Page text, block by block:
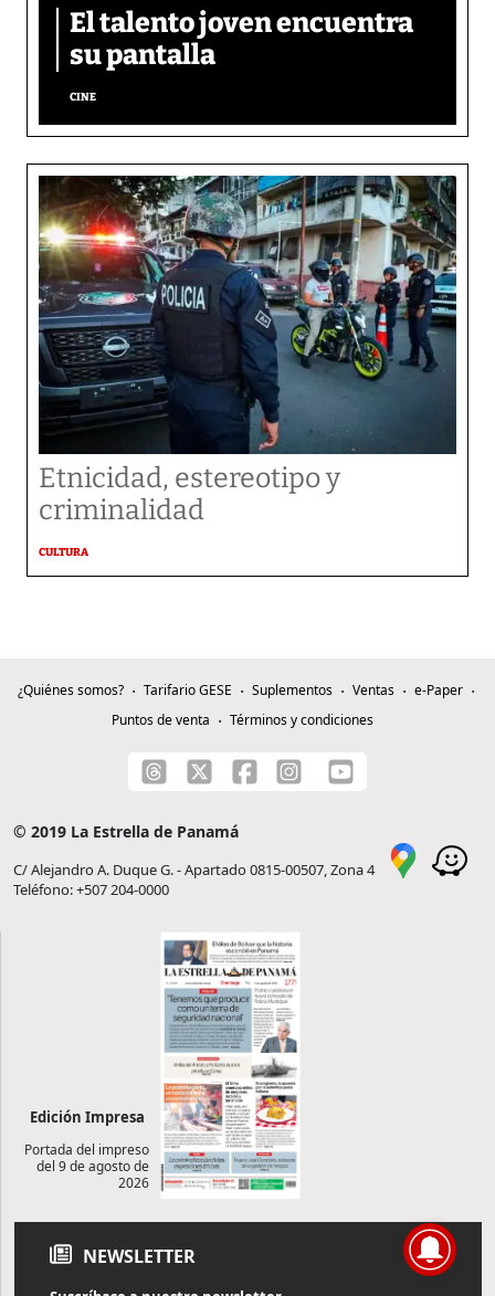
El talento joven encuentra
su pantalla​
CINE
Etnicidad, estereotipo y
criminalidad
CULTURA
¿Quiénes somos? Tarifario GESE Suplementos Ventas
e-Paper
Puntos de venta
Términos y condiciones
© 2019 La Estrella de Panamá
C/ Alejandro A. Duque G. - Apartado 0815-00507, Zona 4
Teléfono: +507 204-0000
Edición Impresa
Portada del impreso
del 9 de agosto de
2026
NEWSLETTER